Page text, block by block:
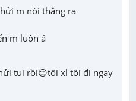
m nói thẳng ra
m luôn á
tui rồi😔tôi xl tôi đi ngay